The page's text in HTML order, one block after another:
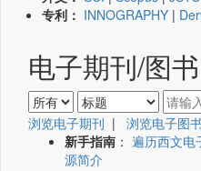
专利： INNOGRAPHY |
电子期刊/图书
浏览电子期刊 | 浏览电子图书
新手指南 ： 遍历西文电
源简介